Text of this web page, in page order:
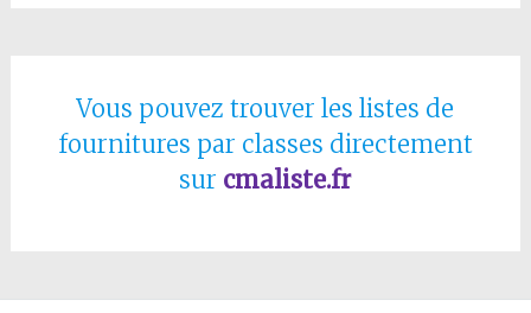
Vous pouvez trouver les listes de
fournitures par classes directement
sur cmaliste.fr